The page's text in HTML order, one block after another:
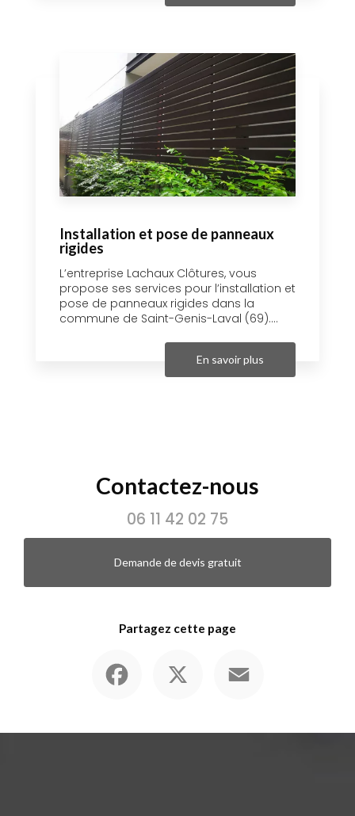
Installation et pose de panneaux
rigides
L’entreprise Lachaux Clôtures, vous
propose ses services pour l’installation et
pose de panneaux rigides dans la
commune de Saint-Genis-Laval (69)....
En savoir plus
Contactez-nous
06 11 42 02 75
Demande de devis gratuit
Partagez cette page